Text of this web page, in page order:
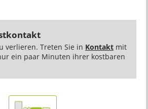
verlieren. Treten Sie in Kontaktmit
ein paar Minuten ihrer kostbaren